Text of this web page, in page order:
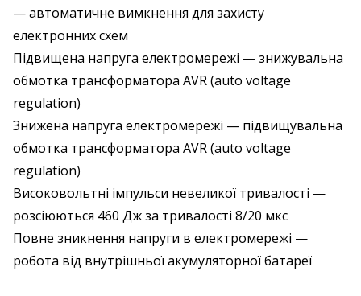
— автоматичне вимкнення для захисту
електронних схем
Підвищена напруга електромережі — знижувальна
обмотка трансформатора AVR (auto voltage
regulation)
Знижена напруга електромережі — підвищувальна
обмотка трансформатора AVR (auto voltage
regulation)
Високовольтні імпульси невеликої тривалості —
розсіюються 460 Дж за тривалості 8/20 мкс
Повне зникнення напруги в електромережі —
робота від внутрішньої акумуляторної батареї